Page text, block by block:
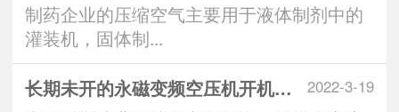
制药企业的压缩空气主要用于液体制剂中的
灌装机，固体制...
2022-3-19
长期未开的永磁变频空压机开机注意